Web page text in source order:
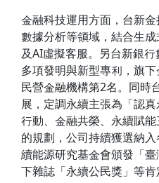
金融科技運用方面，台新
數據分析等領域，結合生
及AI虛擬客服。另台新銀
多項發明與新型專利，旗
民營金融機構第2名。同時
展，定調永續主張為「認
行動、金融共榮、永續賦
的規劃，公司持續獲選納
續能源研究基金會頒發「
下雜誌「永續公民獎」等肯